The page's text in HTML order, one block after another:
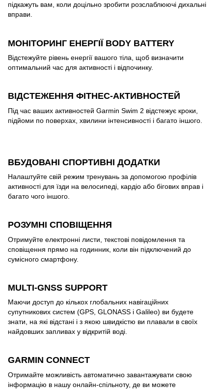
підкажуть вам, коли доцільно зробити розслаблюючі дихальні
вправи.
МОНІТОРИНГ ЕНЕРГІЇ BODY BATTERY
Відстежуйте рівень енергії вашого тіла, щоб визначити
оптимальний час для активності і відпочинку.
ВІДСТЕЖЕННЯ ФІТНЕС-АКТИВНОСТЕЙ
Під час ваших активностей Garmin Swim 2 відстежує кроки,
підйоми по поверхах, хвилини інтенсивності і багато іншого.
ВБУДОВАНІ СПОРТИВНІ ДОДАТКИ
Налаштуйте свій режим тренувань за допомогою профілів
активності для їзди на велосипеді, кардіо або бігових вправ і
багато чого іншого.
РОЗУМНІ СПОВІЩЕННЯ
Отримуйте електронні листи, текстові повідомлення та
сповіщення прямо на годинник, коли він підключений до
сумісного смартфону.
MULTI-GNSS SUPPORT
Маючи доступ до кількох глобальних навігаційних
супутникових систем (GPS, GLONASS і Galileo) ви будете
знати, на які відстані і з якою швидкістю ви плавали в своїх
найдовших запливах у відкритій воді.
GARMIN CONNECT
Отримайте можливість автоматично завантажувати свою
інформацію в нашу онлайн-спільноту, де ви можете